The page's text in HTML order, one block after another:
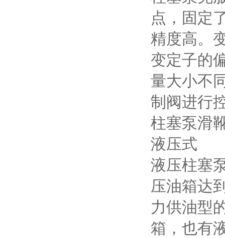
点，固定
精度高。
变定子的
量大小不
制阀进行
柱塞泵滑
液压式
液压柱塞
压油箱达
力供油型
箱，也有